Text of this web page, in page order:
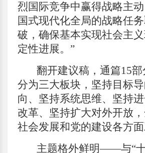
烈国际竞争中赢得战略主
国式现代化全局的战略任
破，确保基本实现社会主
定性进展。”
翻开建议稿，通篇15部
分为三大板块，坚持目标
向、坚持系统思维、坚持
改革、坚持扩大对外开放
社会发展和党的建设各方面
主题格外鲜明——与“